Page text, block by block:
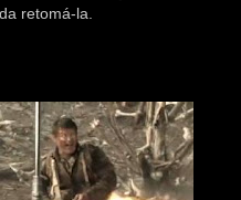
retomá-la.